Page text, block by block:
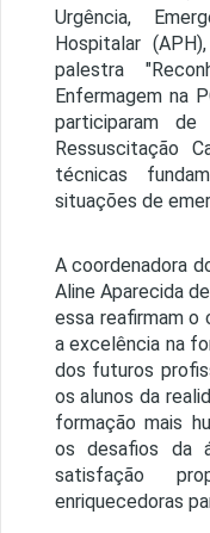
Urgência,
Hospitalar
palestra
Enfermagem na
participaram
Ressuscitação
técnicas
situações de
A coordenadora
Aline Aparecida
essa reafirmam o
a excelência na
dos futuros
os alunos da
formação mais
os desafios da
satisfação
enriquecedoras